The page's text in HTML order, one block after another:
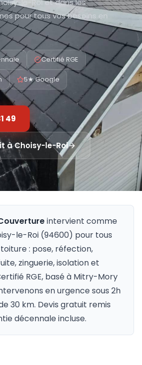
le-Roi et dans les
pour tous vos besoins en
Certifié RGE
5★ Google
49
àChoisy-le-Roi
intervient comme
le-Roi (94600) pour tous
: pose, réfection,
zinguerie, isolation et
RGE, basé à Mitry-Mory
en urgence sous 2h
30 km. Devis gratuit remis
décennale incluse.